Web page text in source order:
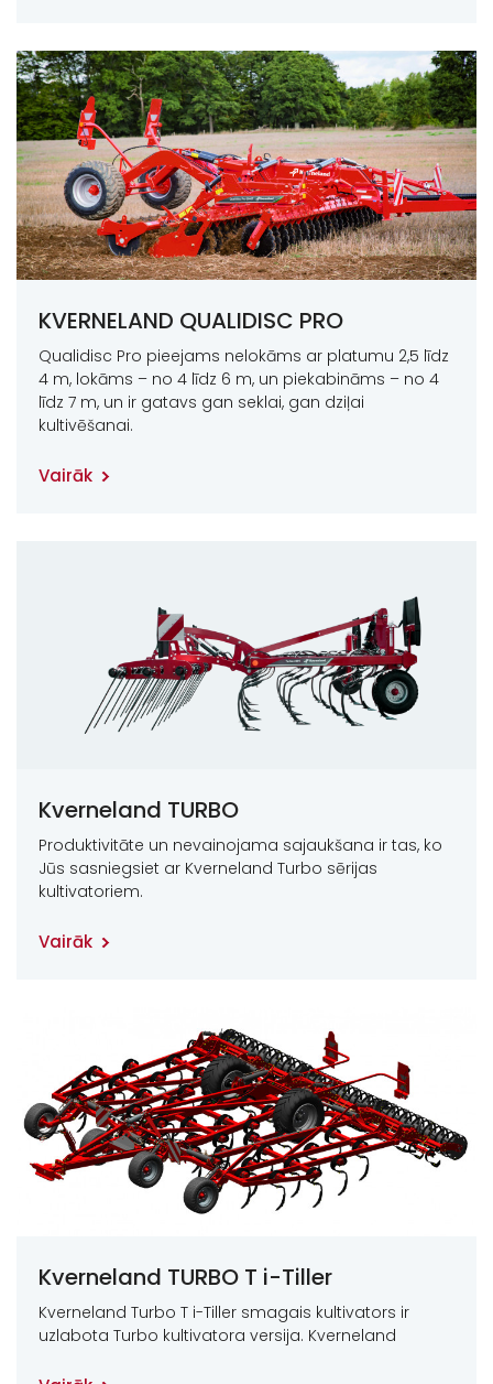
KVERNELAND QUALIDISC PRO
Qualidisc Pro pieejams nelokāms ar platumu 2,5 līdz
4 m, lokāms – no 4 līdz 6 m, un piekabināms – no 4
līdz 7 m, un ir gatavs gan seklai, gan dziļai
kultivēšanai.
Vairāk
Kverneland TURBO
Produktivitāte un nevainojama sajaukšana ir tas, ko
Jūs sasniegsiet ar Kverneland Turbo sērijas
kultivatoriem.
Vairāk
Kverneland TURBO T i-Tiller
Kverneland Turbo T i-Tiller smagais kultivators ir
uzlabota Turbo kultivatora versija. Kverneland